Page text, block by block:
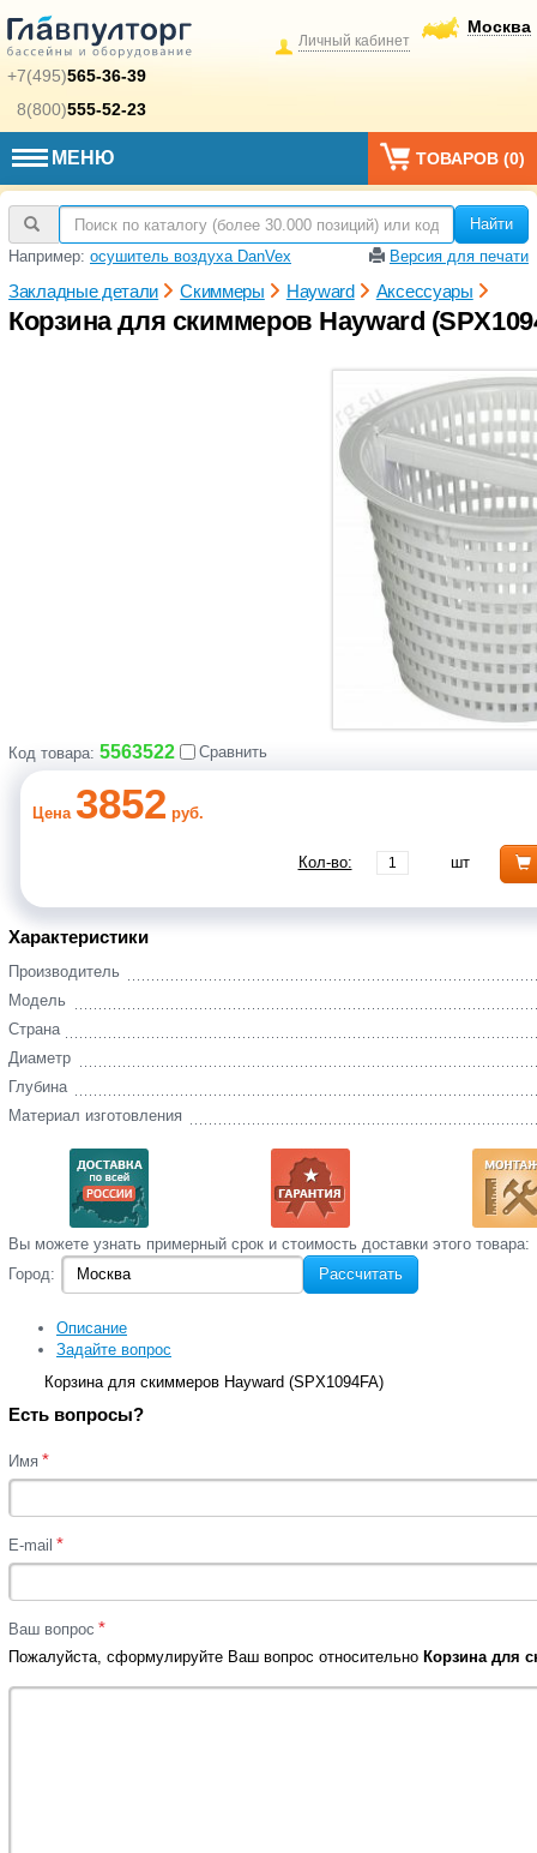
+7(495)565-36-39
8(800)555-52-23
Москва
Личный кабинет
МЕНЮ ТОВАРОВ (0)
Найти
Например: осушитель воздуха DanVex Версия для печати
Закладные детали Скиммеры Hayward Аксессуары
Корзина для скиммеров Hayward
Код товара: 5563522 Сравнить
Цена 3852 руб.
Кол-во: шт
Характеристики
Производитель
Модель
Страна
Диаметр
Глубина
Материал изготовления
Вы‌ можете‌ узнать‌ примерный срок и стоимость‌ доставки этого товара:
Город:
Рассчитать
Описание
Задайте вопрос
Корзина для скиммеров Hayward (SPX1094FA)
Есть вопросы?
Имя *
E-mail *
Ваш вопрос *
Пожалуйста, сформулируйте Ваш вопрос относительно Корзина для